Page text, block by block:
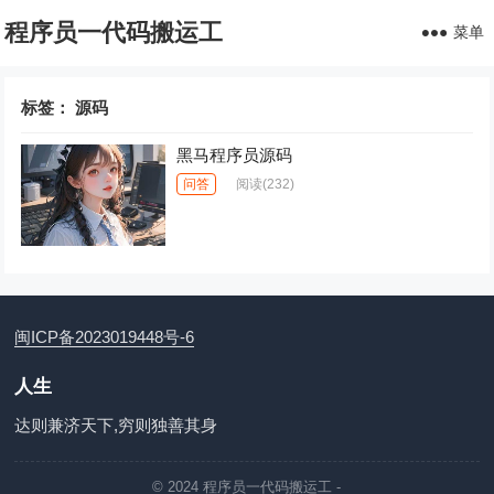
程序员一代码搬运工 菜单
标签：源码
黑马程序员源码
问答 阅读(232)
闽ICP备2023019448号-6
人生
达则兼济天下,穷则独善其身
© 2024程序员一代码搬运工 -